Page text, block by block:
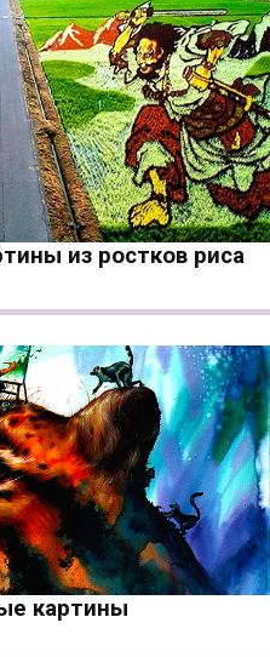
из ростков риса
картины